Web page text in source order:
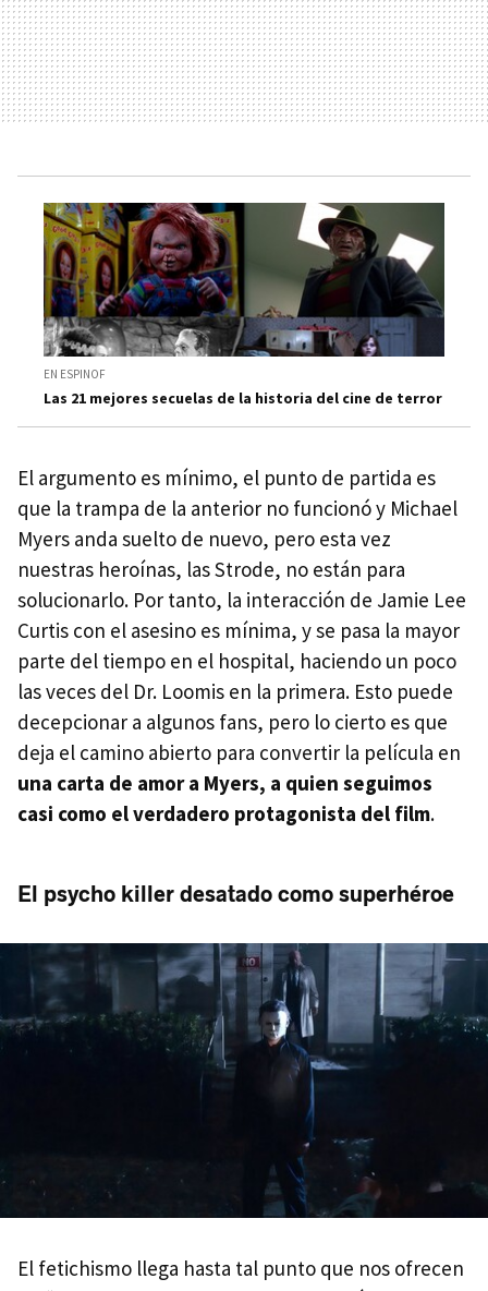
EN ESPINOF
Las 21 mejores secuelas de la historia del cine de terror
El argumento es mínimo, el punto de partida es
que la trampa de la anterior no funcionó y Michael
Myers anda suelto de nuevo, pero esta vez
nuestras heroínas, las Strode, no están para
solucionarlo. Por tanto, la interacción de Jamie Lee
Curtis con el asesino es mínima, y se pasa la mayor
parte del tiempo en el hospital, haciendo un poco
las veces del Dr. Loomis en la primera. Esto puede
decepcionar a algunos fans, pero lo cierto es que
deja el camino abierto para convertir la película en
una carta de amor a Myers, a quien seguimos
casi como el verdadero protagonista del film.
El psycho killer desatado como superhéroe
El fetichismo llega hasta tal punto que nos ofrecen